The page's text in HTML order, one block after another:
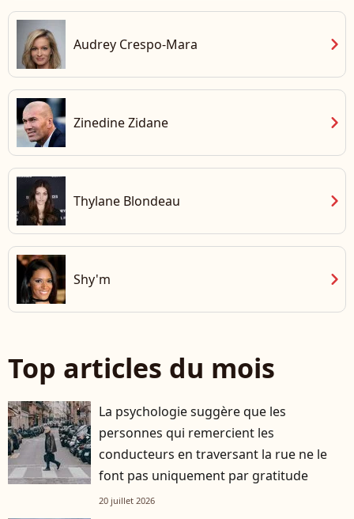
Audrey Crespo-Mara chevron_right
Zinedine Zidane chevron_right
Thylane Blondeau chevron_right
Shy'm chevron_right
Top articles du mois
La psychologie suggère que les
personnes qui remercient les
conducteurs en traversant la rue ne le
font pas uniquement par gratitude
20 juillet 2026